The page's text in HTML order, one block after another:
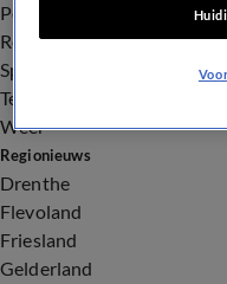
Politiek
Royalty
Sport
Tech
Weer
Regionieuws
Drenthe
Flevoland
Friesland
Gelderland